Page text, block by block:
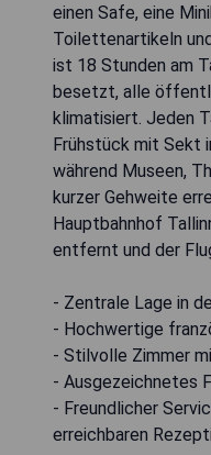
einen Safe, eine
Toilettenartikeln
ist 18 Stunden am
besetzt, alle
klimatisiert. Jeden
Frühstück mit Sekt
während Museen,
kurzer Gehweite
Hauptbahnhof
entfernt und der
- Zentrale Lage in
- Hochwertige
- Stilvolle Zimmer
- Ausgezeichnetes
- Freundlicher
erreichbaren